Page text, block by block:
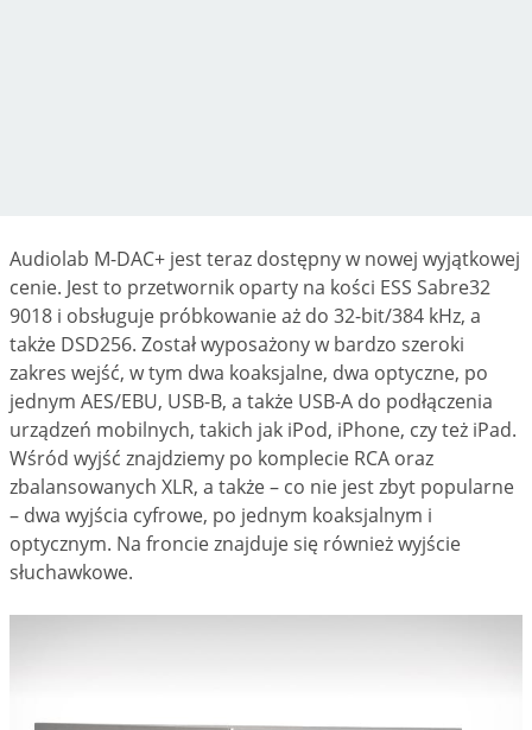
Audiolab M-DAC+ jest teraz dostępny w nowej wyjątkowej
cenie. Jest to przetwornik oparty na kości ESS Sabre32
9018 i obsługuje próbkowanie aż do 32-bit/384 kHz, a
także DSD256. Został wyposażony w bardzo szeroki
zakres wejść, w tym dwa koaksjalne, dwa optyczne, po
jednym AES/EBU, USB-B, a także USB-A do podłączenia
urządzeń mobilnych, takich jak iPod, iPhone, czy też iPad.
Wśród wyjść znajdziemy po komplecie RCA oraz
zbalansowanych XLR, a także – co nie jest zbyt popularne
– dwa wyjścia cyfrowe, po jednym koaksjalnym i
optycznym. Na froncie znajduje się również wyjście
słuchawkowe.